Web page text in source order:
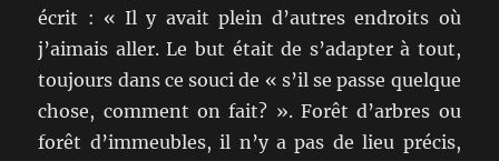
écrit : « Il y avait plein d’autres endroits où
j’aimais aller. Le but était de s’adapter à tout,
toujours dans ce souci de « s’il se passe quelque
chose, comment on fait? ». Forêt d’arbres ou
forêt d’immeubles, il n’y a pas de lieu précis,